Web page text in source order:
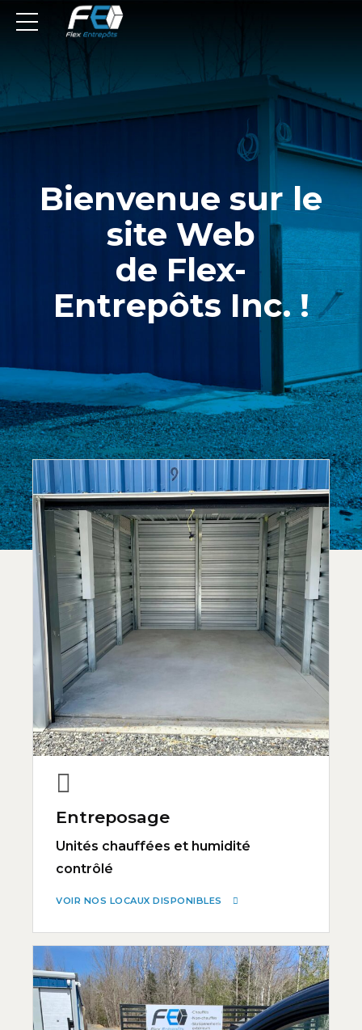
Bienvenue sur le
site Web
de Flex-
Entrepôts Inc. !
Entreposage
Unités chauffées et humidité
contrôlé
VOIR NOS LOCAUX DISPONIBLES